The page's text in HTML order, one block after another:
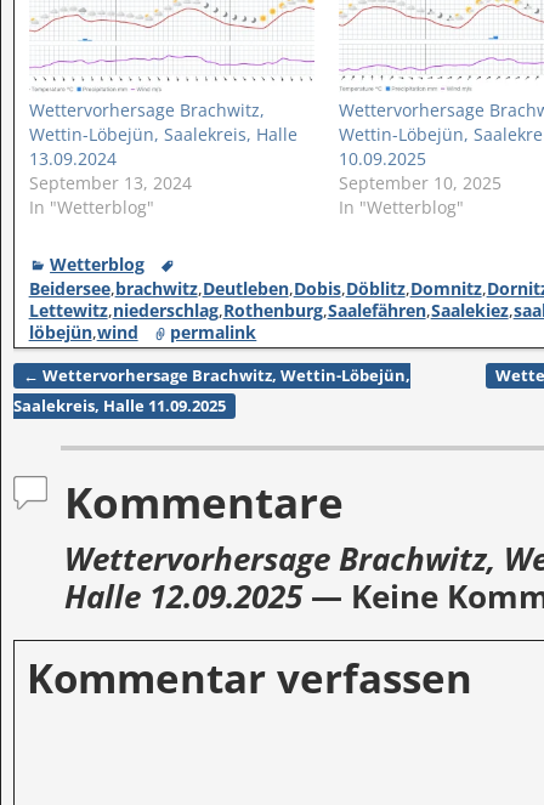
Wettervorhersage Brachwitz,
Wettin-Löbejün, Saalekreis, Halle
13.09.2024
September 13, 2024
In "Wetterblog"
Wettervorhersage
Wettin-Löbejün,
10.09.2025
September 10, 2025
In "Wetterblog"
Wetterblog
Beidersee,brachwitz,Deutleben,Dobis,Döblitz,Domnitz,
Lettewitz,niederschlag,Rothenburg,Saalefähren,Saalekiez,
löbejün,wind permalink
Artikelnavigation
← Wettervorhersage Brachwitz, Wettin-Löbejün,
Saalekreis, Halle 11.09.2025
Kommentare
Wettervorhersage Brachwitz,
Halle 12.09.2025— Keine
Kommentar verfassen